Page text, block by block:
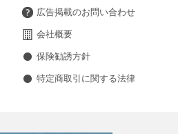
広告掲載のお問い合わせ
会社概要
保険勧誘方針
特定商取引に関する法律